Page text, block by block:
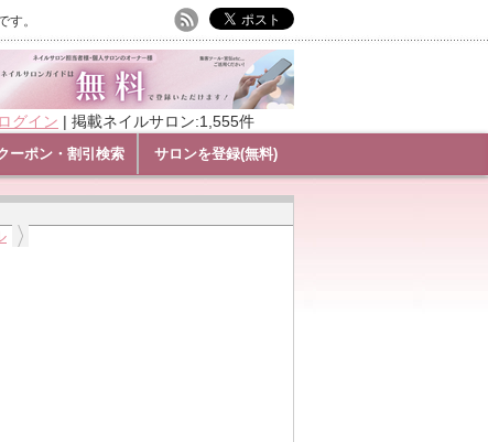
。
ーポン・割引検索 サロンを登録(無料)
ログイン | 掲載ネイルサロン:1,555件